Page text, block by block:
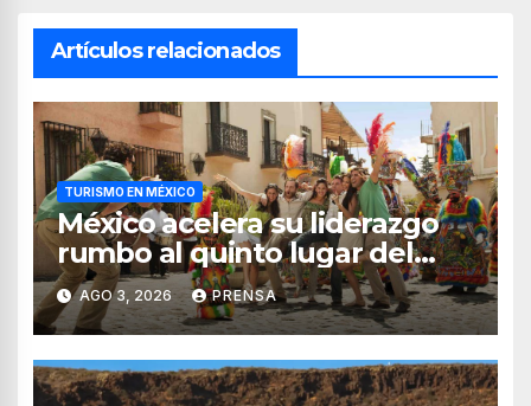
Artículos relacionados
TURISMO EN MÉXICO
México acelera su liderazgo
rumbo al quinto lugar del
turismo mundial
AGO 3, 2026 PRENSA